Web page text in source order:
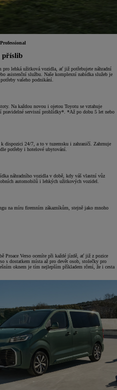
příslib
pro lehká užitková vozidla, ať již potřebujete náhradní
asistenční službu. Naše komplexní nabídka služeb je
vašeho podnikání.
Na každou novou i ojetou Toyotu se vztahuje
pravidelné servisní prohlídky*. *Až po dobu 5 let nebo
dispozici 24/7, a to v tuzemsku i zahraničí. Zahrnuje
potřeby i hotelové ubytování.
náhradního vozidla v době, kdy váš vlastní vůz
automobilů i lehkých užitkových vozidel.
na míru firemním zákazníkům, stejně jako mnoho
Proace Verso oceníte při každé jízdě, ať již z pozice
s dostatkem místa až pro devět osob, stolečky pro
oknem je tím nejlepším příkladem rčení, že i cesta